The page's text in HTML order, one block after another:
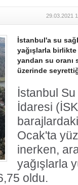
29.03.2021
İstanbul'a su
yağışlarla
yandan su oranı
üzerinde
İstanbul
İdaresi
Ocak'ta
inerken,
yağışlarla
oldu.